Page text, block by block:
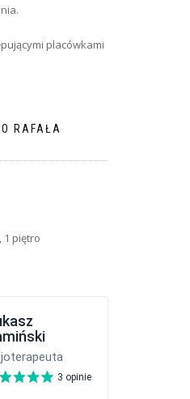
placówkami
RAFAŁA
1 piętro